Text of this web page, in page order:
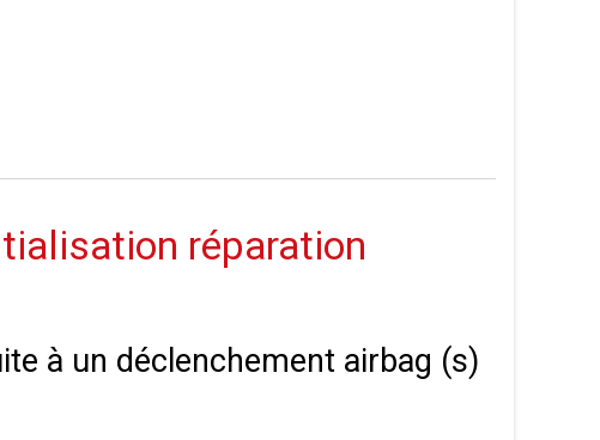
réparation
à un déclenchement airbag (s)